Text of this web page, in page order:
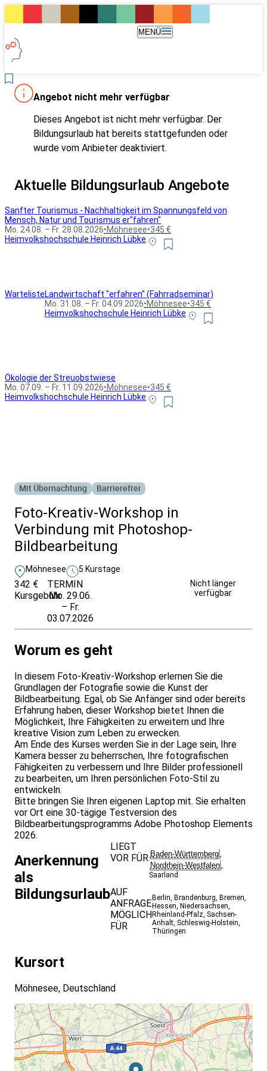
MENÜ
Angebot nicht mehr verfügbar
Dieses Angebot ist nicht mehr verfügbar. Der
Bildungsurlaub hat bereits stattgefunden oder
wurde vom Anbieter deaktiviert.
Aktuelle Bildungsurlaub Angebote
Sanfter Tourismus - Nachhaltigkeit im Spannungsfeld von
Mensch, Natur und Tourismus er"fahren"
Mo. 24.08. – Fr. 28.08.2026•Möhnesee•345 €
Heimvolkshochschule Heinrich Lübke
WartelisteLandwirtschaft "erfahren" (Fahrradseminar)
Mo. 31.08. – Fr. 04.09.2026•Möhnesee•345 €
Heimvolkshochschule Heinrich Lübke
Ökologie der Streuobstwiese
Mo. 07.09. – Fr. 11.09.2026•Möhnesee•345 €
Heimvolkshochschule Heinrich Lübke
Mit Übernachtung Barrierefrei
Foto-Kreativ-Workshop in
Verbindung mit Photoshop-
Bildbearbeitung
Möhnesee 5 Kurstage
342 €
Kursgebühr
TERMIN
Mo. 29.06.
– Fr.
03.07.2026
Nicht länger
verfügbar
Worum es geht
In diesem Foto-Kreativ-Workshop erlernen Sie die
Grundlagen der Fotografie sowie die Kunst der
Bildbearbeitung. Egal, ob Sie Anfänger sind oder bereits
Erfahrung haben, dieser Workshop bietet Ihnen die
Möglichkeit, Ihre Fähigkeiten zu erweitern und Ihre
kreative Vision zum Leben zu erwecken.
Am Ende des Kurses werden Sie in der Lage sein, Ihre
Kamera besser zu beherrschen, Ihre fotografischen
Fähigkeiten zu verbessern und Ihre Bilder professionell
zu bearbeiten, um Ihren persönlichen Foto-Stil zu
entwickeln.
Bitte bringen Sie Ihren eigenen Laptop mit. Sie erhalten
vor Ort eine 30-tägige Testversion des
Bildbearbeitungsprogramms Adobe Photoshop Elements
2026.
Anerkennung
als
Bildungsurlaub
LIEGT
VOR FÜR Baden-Württemberg
Nordrhein-Westfalen
Saarland
AUF
ANFRAGE
MÖGLICH
FÜR
Berlin Brandenburg Bremen
Hessen Niedersachsen
Rheinland-Pfalz Sachsen-
Anhalt Schleswig-Holstein
Thüringen
Kursort
Möhnesee, Deutschland